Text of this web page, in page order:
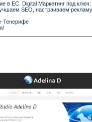
в ЕС. Digital Маркетинг под
SEO, настраиваем
Тенерифе